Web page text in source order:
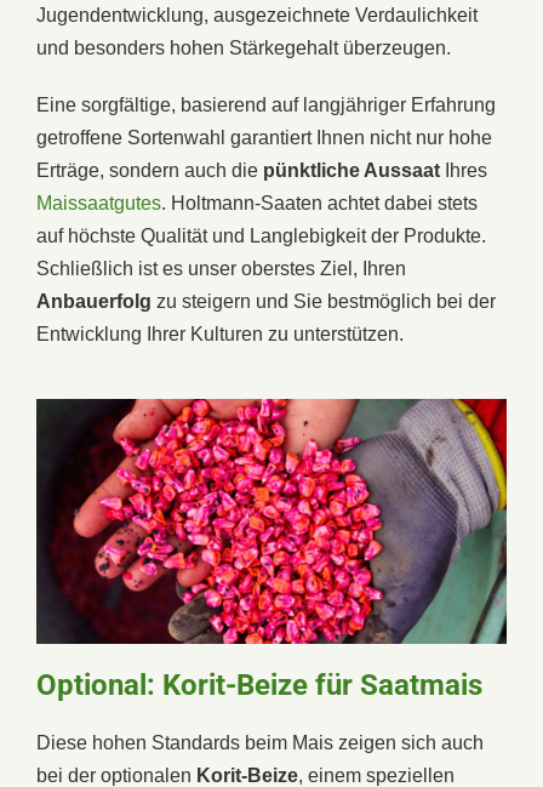
Jugendentwicklung, ausgezeichnete Verdaulichkeit
und besonders hohen Stärkegehalt überzeugen.
Eine sorgfältige, basierend auf langjähriger Erfahrung
getroffene Sortenwahl garantiert Ihnen nicht nur hohe
Erträge, sondern auch die pünktliche Aussaat Ihres
Maissaatgutes. Holtmann-Saaten achtet dabei stets
auf höchste Qualität und Langlebigkeit der Produkte.
Schließlich ist es unser oberstes Ziel, Ihren
Anbauerfolg zu steigern und Sie bestmöglich bei der
Entwicklung Ihrer Kulturen zu unterstützen.
Optional: Korit-Beize für Saatmais
Diese hohen Standards beim Mais zeigen sich auch
bei der optionalen Korit-Beize, einem speziellen